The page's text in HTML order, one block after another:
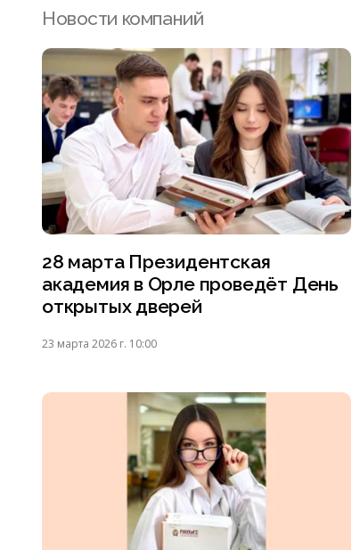
Новости компаний
28 марта Президентская
академия в Орле проведёт День
открытых дверей
23 марта 2026 г. 10:00